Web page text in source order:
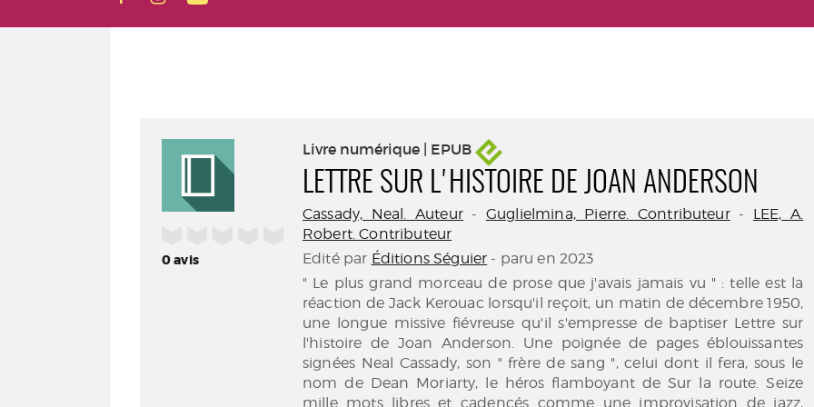
0avis
Livre numérique | EPUB
LETTRE SUR L'HISTOIRE DE JOAN ANDERSON
Cassady, Neal. Auteur- Guglielmina, Pierre. Contributeur- LEE, A.
Robert. Contributeur
Edité par Éditions Séguier - paru en 2023
" Le plus grand morceau de prose que j'avais jamais vu " : telle est la
réaction de Jack Kerouac lorsqu'il reçoit, un matin de décembre 1950,
une longue missive fiévreuse qu'il s'empresse de baptiser Lettre sur
l'histoire de Joan Anderson. Une poignée de pages éblouissantes
signées Neal Cassady, son " frère de sang ", celui dont il fera, sous le
nom de Dean Moriarty, le héros flamboyant de Sur la route. Seize
mille mots libres et cadencés comme une improvisation de jazz,